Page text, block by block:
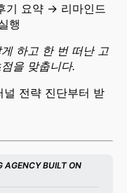
기 요약 → 리마인드
행
하고 한 번 떠난 고
을 맞춥니다.
전략 진단부터 받
AGENCY BUILT ON